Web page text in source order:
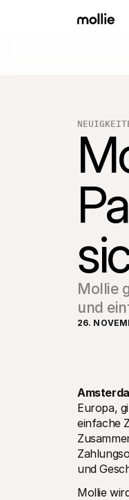
Mollie
und
26.
Europa,
einfache
und
Mollie